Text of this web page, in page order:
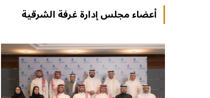
أعضاء مجلس إدارة غرفة الشرقية